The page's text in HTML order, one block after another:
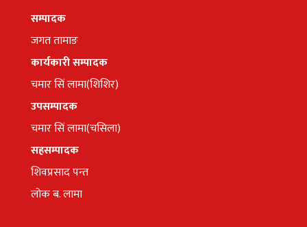
सम्पादक
जगत तामाङ
कार्यकारी सम्पादक
चमार सिं लामा(शिशिर)
उपसम्पादक
चमार सिं लामा(चसिला)
सहसम्पादक
शिवप्रसाद पन्त
लोक ब. लामा